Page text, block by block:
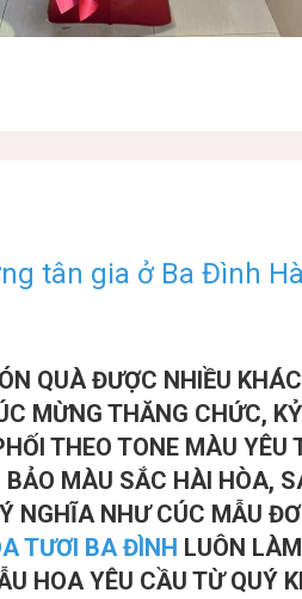
tân gia ở Ba Đình
QUÀ ĐƯỢC NHIỀU
MỪNG THĂNG CHỨC,
THEO TONE MÀU
MÀU SẮC HÀI HÒA,
NGHĨA NHƯ CÚC MẪU
TƯƠI BA ĐÌNH LUÔN
HOA YÊU CẦU TỪ QUÝ